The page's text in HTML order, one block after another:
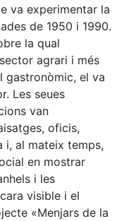
va experimentar la
de 1950 i 1990.
la qual
agrari i més
gastronòmic, el va
Les seues
van
oficis,
i, al mateix temps,
en mostrar
i les
visible i el
«Menjars de la